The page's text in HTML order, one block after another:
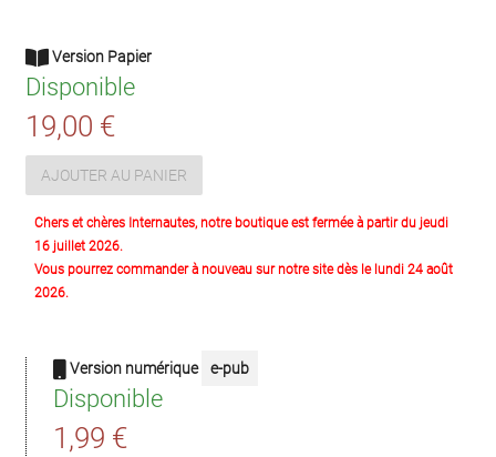
Version Papier
Disponible
19,00 €
AJOUTER AU PANIER
Chers et chères Internautes, notre boutique est fermée à partir du jeudi
16 juillet 2026.
Vous pourrez commander à nouveau sur notre site dès le lundi 24 août
2026.
Version numérique e-pub
Disponible
1,99 €